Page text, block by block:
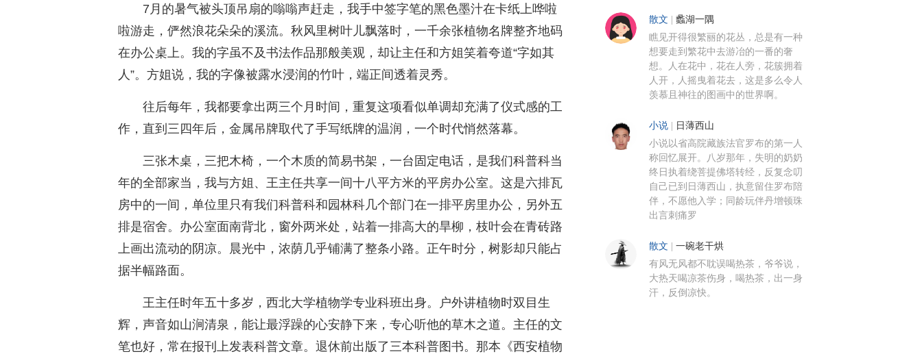
7月的暑气被头顶吊扇的嗡嗡声赶走，我手中签字笔的黑色墨汁在卡纸上哗啦
啦游走，俨然浪花朵朵的溪流。秋风里树叶儿飘落时，一千余张植物名牌整齐地码
在办公桌上。我的字虽不及书法作品那般美观，却让主任和方姐笑着夸道“字如其
人”。方姐说，我的字像被露水浸润的竹叶，端正间透着灵秀。
往后每年，我都要拿出两三个月时间，重复这项看似单调却充满了仪式感的工
作，直到三四年后，金属吊牌取代了手写纸牌的温润，一个时代悄然落幕。
三张木桌，三把木椅，一个木质的简易书架，一台固定电话，是我们科普科当
年的全部家当，我与方姐、王主任共享一间十八平方米的平房办公室。这是六排瓦
房中的一间，单位里只有我们科普科和园林科几个部门在一排平房里办公，另外五
排是宿舍。办公室面南背北，窗外两米处，站着一排高大的旱柳，枝叶会在青砖路
上画出流动的阴凉。晨光中，浓荫几乎铺满了整条小路。正午时分，树影却只能占
据半幅路面。
王主任时年五十多岁，西北大学植物学专业科班出身。户外讲植物时双目生
辉，声音如山涧清泉，能让最浮躁的心安静下来，专心听他的草木之道。主任的文
笔也好，常在报刊上发表科普文章。退休前出版了三本科普图书。那本《西安植物
散文 蠡湖一隅
瞧见开得很繁丽的花丛，总是有一种
想要走到繁花中去游冶的一番的奢
想。人在花中，花在人旁，花簇拥着
人开，人摇曳着花去，这是多么令人
羡慕且神往的图画中的世界啊。
小说 日薄西山
小说以省高院藏族法官罗布的第一人
称回忆展开。八岁那年，失明的奶奶
终日执着绕菩提佛塔转经，反复念叨
自己已到日薄西山，执意留住罗布陪
伴，不愿他入学；同龄玩伴丹增顿珠
出言刺痛罗
散文 一碗老干烘
有风无风都不耽误喝热茶，爷爷说，
大热天喝凉茶伤身，喝热茶，出一身
汗，反倒凉快。